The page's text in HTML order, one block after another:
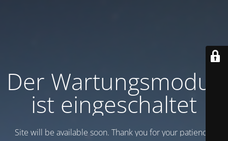
Der Wartungsmodus
ist eingeschaltet
Site will be available soon. Thank you for your patience!